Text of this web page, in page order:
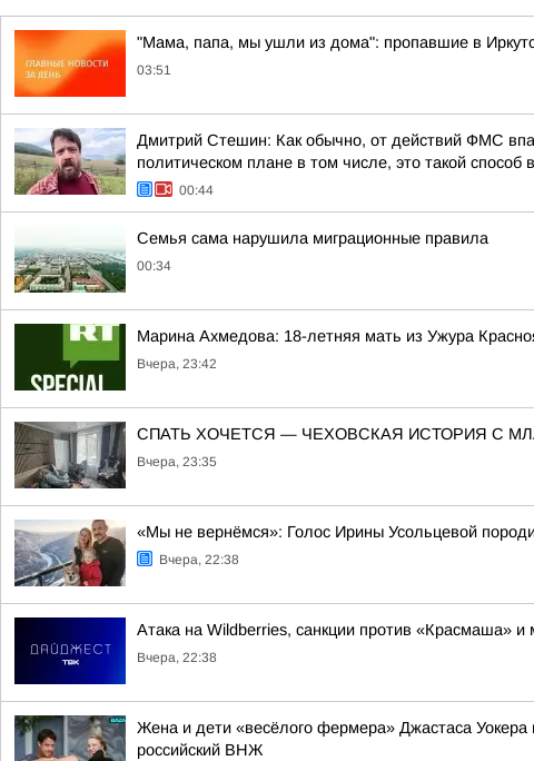
"Мама, папа, мы ушли из дома": пропавшие в
03:51
Дмитрий Стешин: Как обычно, от действий ФМС
политическом плане в том числе, это такой способ
00:44
Семья сама нарушила миграционные правила
00:34
Марина Ахмедова: 18-летняя мать из Ужура
Вчера, 23:42
СПАТЬ ХОЧЕТСЯ — ЧЕХОВСКАЯ ИСТОРИЯ С
Вчера, 23:35
«Мы не вернёмся»: Голос Ирины Усольцевой
Вчера, 22:38
Атака на Wildberries, санкции против «Красмаша» и
Вчера, 22:38
Жена и дети «весёлого фермера» Джастаса
российский ВНЖ